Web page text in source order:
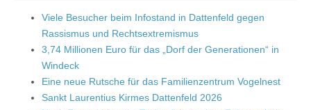
Viele Besucher beim Infostand in Dattenfeld gegen
Rassismus und Rechtsextremismus
3,74 Millionen Euro für das „Dorf der Generationen“ in
Windeck
Eine neue Rutsche für das Familienzentrum Vogelnest
Sankt Laurentius Kirmes Dattenfeld 2026